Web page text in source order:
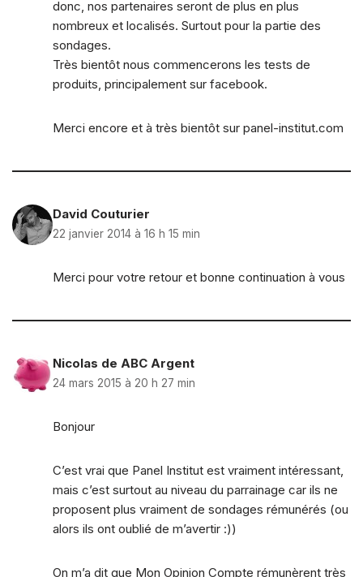
donc, nos partenaires seront de plus en plus
nombreux et localisés. Surtout pour la partie des
sondages.
Très bientôt nous commencerons les tests de
produits, principalement sur facebook.
Merci encore et à très bientôt sur panel-institut.com
David Couturier
22 janvier 2014 à 16 h 15 min
Merci pour votre retour et bonne continuation à vous
Nicolas de ABC Argent
24 mars 2015 à 20 h 27 min
Bonjour
C’est vrai que Panel Institut est vraiment intéressant,
mais c’est surtout au niveau du parrainage car ils ne
proposent plus vraiment de sondages rémunérés (ou
alors ils ont oublié de m’avertir :))
On m’a dit que Mon Opinion Compte rémunèrent très